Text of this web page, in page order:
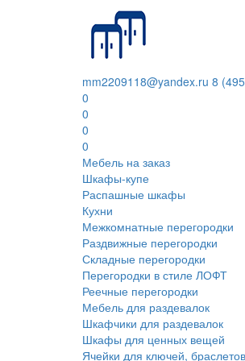
mm2209118@yandex.ru 8
0
0
0
0
Мебель на заказ
Шкафы-купе
Распашные шкафы
Кухни
Межкомнатные перегородки
Раздвижные перегородки
Складные перегородки
Перегородки в стиле ЛОФТ
Реечные перегородки
Мебель для раздевалок
Шкафчики для раздевалок
Шкафы для ценных вещей
Ячейки для ключей,